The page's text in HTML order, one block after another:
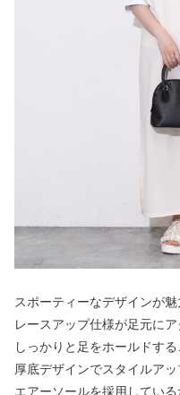
スポーティーなデザインが
レースアップ仕様が足元にア
しっかりと足をホールドす
厚底デザインでスタイルア
エアーソールを採用している